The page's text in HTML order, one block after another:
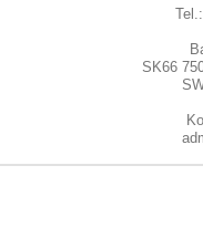
SK66